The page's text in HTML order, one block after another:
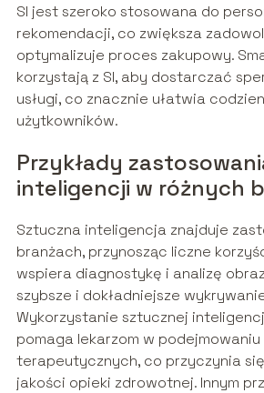
SI jest szeroko stosowana do
rekomendacji, co zwiększa
optymalizuje proces zakupowy.
korzystają z SI, aby dostarczać
usługi, co znacznie ułatwia
użytkowników.
Przykłady
inteligencji w różnych
Sztuczna inteligencja znajduje
branżach, przynosząc liczne
wspiera diagnostykę i analizę
szybsze i dokładniejsze
Wykorzystanie sztucznej
pomaga lekarzom w
terapeutycznych, co przyczynia
jakości opieki zdrowotnej. Innym